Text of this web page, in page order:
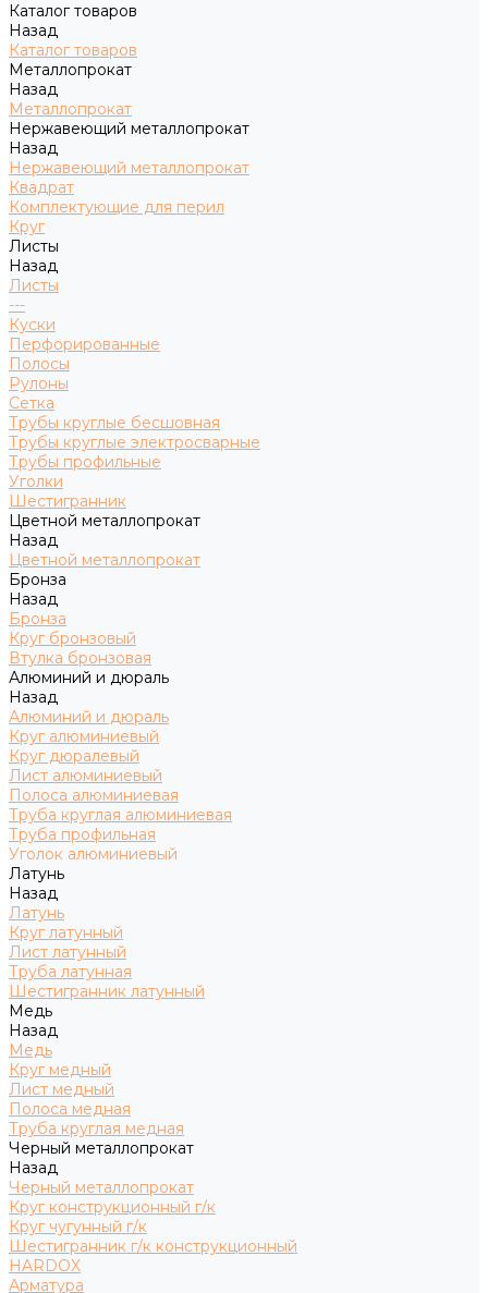
Каталог товаров
Назад
Каталог товаров
Металлопрокат
Назад
Металлопрокат
Нержавеющий металлопрокат
Назад
Нержавеющий металлопрокат
Квадрат
Комплектующие для перил
Круг
Листы
Назад
Листы
---
Куски
Перфорированные
Полосы
Рулоны
Сетка
Трубы круглые бесшовная
Трубы круглые электросварные
Трубы профильные
Уголки
Шестигранник
Цветной металлопрокат
Назад
Цветной металлопрокат
Бронза
Назад
Бронза
Круг бронзовый
Втулка бронзовая
Алюминий и дюраль
Назад
Алюминий и дюраль
Круг алюминиевый
Круг дюралевый
Лист алюминиевый
Полоса алюминиевая
Труба круглая алюминиевая
Труба профильная
Уголок алюминиевый
Латунь
Назад
Латунь
Круг латунный
Лист латунный
Труба латунная
Шестигранник латунный
Медь
Назад
Медь
Круг медный
Лист медный
Полоса медная
Труба круглая медная
Черный металлопрокат
Назад
Черный металлопрокат
Круг конструкционный г/к
Круг чугунный г/к
Шестигранник г/к конструкционный
HARDOX
Арматура